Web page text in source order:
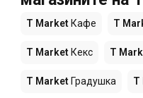
T Market Кафе T
T Market Кекс T
T Market Градушка T